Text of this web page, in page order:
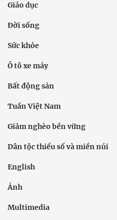
Giáo dục
Đời sống
Sức khỏe
Ô tô xe máy
Bất động sản
Tuần Việt Nam
Giảm nghèo bền vững
Dân tộc thiểu số và miền núi
English
Ảnh
Multimedia